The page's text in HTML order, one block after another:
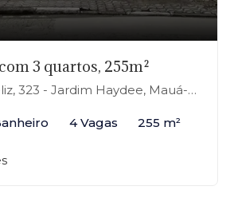
3 quartos, 255m²
323 - Jardim Haydee, Mauá-SP
4 Vagas 255 m²